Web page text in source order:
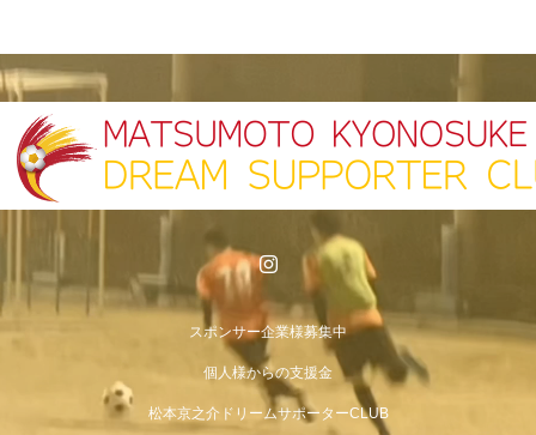
スポンサー企業様募集中
個人様からの支援金
松本京之介ドリームサポーターCLUB